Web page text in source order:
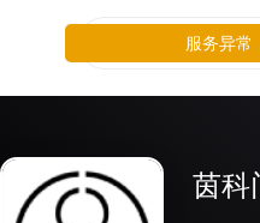
茵科
服务异常